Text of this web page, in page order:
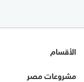
الأقسام
مشروعات مصر